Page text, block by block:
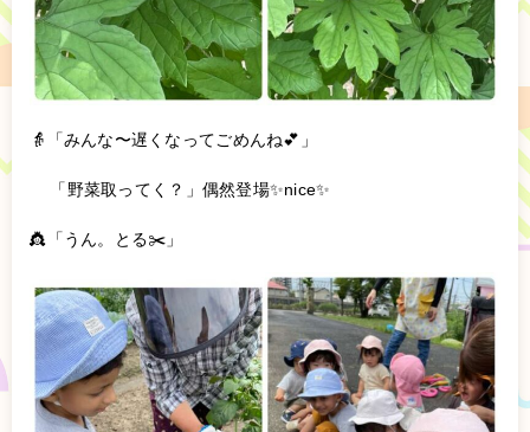
👵「みんな〜遅くなってごめんね💕︎」
「野菜取ってく？」偶然登場✨nice✨
👸「うん。とる✂️」